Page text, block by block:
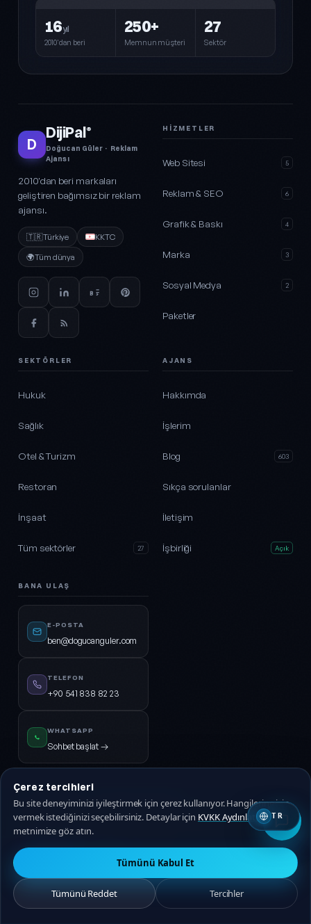
16yıl
2010'dan beri
250+
Memnun müşteri
27
Sektör
D
DijiPal®
Doğucan Güler · Reklam
Ajansı
2010'dan beri markaları
geliştiren bağımsız bir reklam
ajansı.
🇹🇷Türkiye
KKTC
🌍Tüm dünya
HIZMETLER
Web Sitesi 5
Reklam & SEO 6
Grafik & Baskı 4
Marka 3
Sosyal Medya 2
Paketler
SEKTÖRLER
Hukuk
Sağlık
Otel & Turizm
Restoran
İnşaat
Tüm sektörler 27
AJANS
Hakkımda
İşlerim
Blog 603
Sıkça sorulanlar
İletişim
İşbirliği Açık
BANA ULAŞ
E-POSTA
ben@dogucanguler.com
TELEFON
+90 541 838 82 23
WHATSAPP
Sohbet başlat →
© 2026DijiPal®· TÜM HAKLARI SAKLIDIR.
KVKK AydınlatmaGizlilik Politikası Hizmet SözleşmesiÇerez PolitikasıTR
Çerez tercihleri
Bu site deneyiminizi iyileştirmek için çerez kullanıyor. Hangilerine izin
vermek istediğinizi seçebilirsiniz. Detaylar için KVKK Aydınlatma
metnimize göz atın.
Tümünü Kabul Et
Tümünü Reddet Tercihler